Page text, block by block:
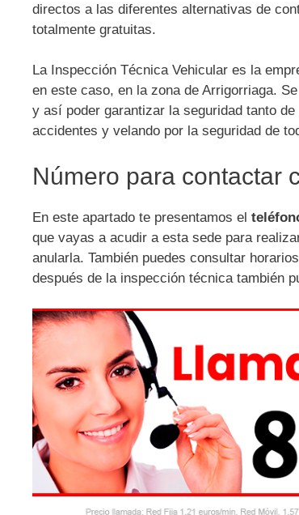
directos a las diferentes alternativas de
totalmente gratuitas.
La Inspección Técnica Vehicular es la
en este caso, en la zona de Arrigorriaga.
y así poder garantizar la seguridad tanto
accidentes y velando por la seguridad de
Número para contactar
En este apartado te presentamos el
que vayas a acudir a esta sede para
anularla. También puedes consultar
después de la inspección técnica también